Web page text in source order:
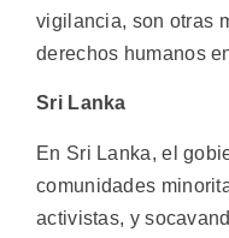
vigilancia, son otras
derechos humanos
Sri Lanka
En Sri Lanka, el
comunidades
activistas, y